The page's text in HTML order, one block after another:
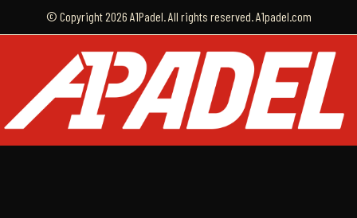
© Copyright 2026 A1Padel. All rights reserved. A1padel.com